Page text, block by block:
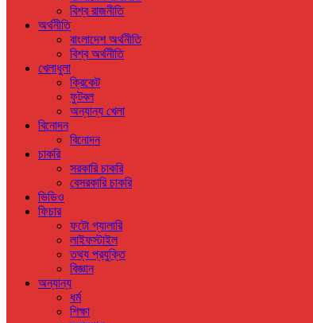
বিশ্ব রাজনীতি
অর্থনীতি
বাংলাদেশ অর্থনীতি
বিশ্ব অর্থনীতি
খেলাধুলা
ক্রিকেট
ফুটবল
অন্যান্য খেলা
বিনোদন
বিনোদন
চাকরি
সরকারি চাকরি
বেসরকারি চাকরি
ভিডিও
ফিচার
ফটো গ্যালারি
লাইফস্টাইল
তথ্য প্রযুক্তি
বিজ্ঞান
অন্যান্য
ধর্ম
শিক্ষা